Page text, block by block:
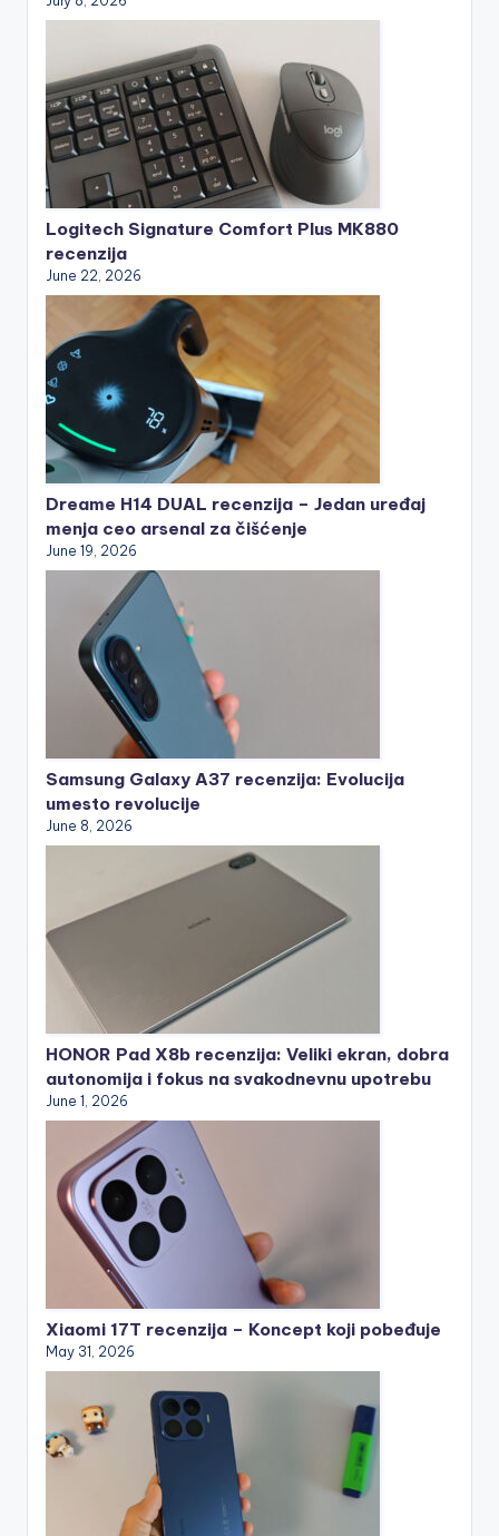
Logitech Signature Comfort Plus MK880
recenzija
June 22, 2026
Dreame H14 DUAL recenzija – Jedan uređaj
menja ceo arsenal za čišćenje
June 19, 2026
Samsung Galaxy A37 recenzija: Evolucija
umesto revolucije
June 8, 2026
HONOR Pad X8b recenzija: Veliki ekran, dobra
autonomija i fokus na svakodnevnu upotrebu
June 1, 2026
Xiaomi 17T recenzija – Koncept koji pobeđuje
May 31, 2026